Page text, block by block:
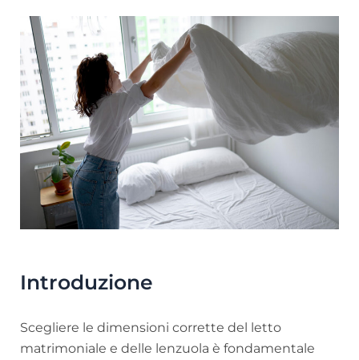
Introduzione
Scegliere le dimensioni corrette del letto
matrimoniale e delle lenzuola è fondamentale